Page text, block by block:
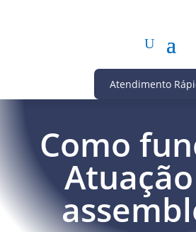
Atendimento
Como